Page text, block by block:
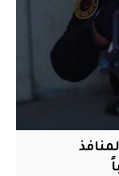
ضبط بالمنافذ